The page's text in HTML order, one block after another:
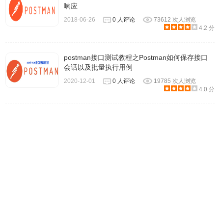
响应
2018-06-26 0 人评论
73612 次人浏览
4.2 分
postman接口测试教程之Postman如何保存接口
会话以及批量执行用例
2020-12-01 0 人评论
19785 次人浏览
4.0 分